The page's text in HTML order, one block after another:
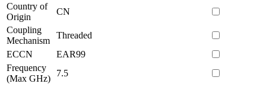
Country of
Origin
CN
Coupling
Mechanism
Threaded
ECCN
EAR99
Frequency
(Max GHz)
7.5